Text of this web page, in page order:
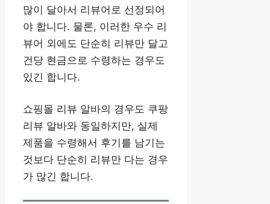
많이 달아서 리뷰어로 선정되어
야 합니다. 물론, 이러한 우수 리
뷰어 외에도 단순히 리뷰만 달고
건당 현금으로 수령하는 경우도
있긴 합니다.
쇼핑몰 리뷰 알바의 경우도 쿠팡
리뷰 알바와 동일하지만, 실제
제품을 수령해서 후기를 남기는
것보다 단순히 리뷰만 다는 경우
가 많긴 합니다.